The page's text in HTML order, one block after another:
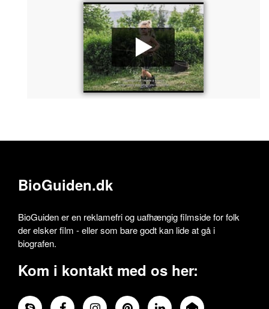
BioGuiden.dk
BioGuiden er en reklamefri og uafhængig filmside for folk
der elsker film - eller som bare godt kan lide at gå i
biografen.
Kom i kontakt med os her: